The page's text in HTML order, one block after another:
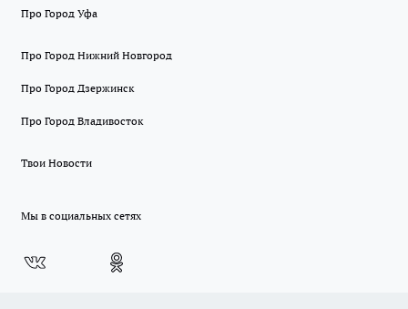
Про Город Уфа
Про Город Нижний Новгород
Про Город Дзержинск
Про Город Владивосток
Твои Новости
Мы в социальных сетях